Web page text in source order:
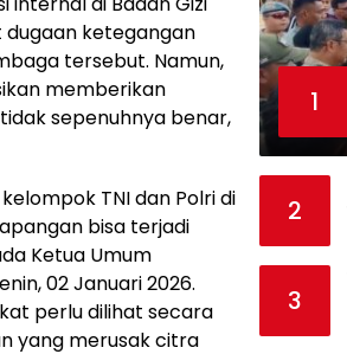
ketegangan
tersebut. Namun,
memberikan
sepenuhnya benar,
TNI dan Polri di
bisa terjadi
Ketua Umum
02 Januari 2026.
perlu dilihat secara
yang merusak citra
1
2
3